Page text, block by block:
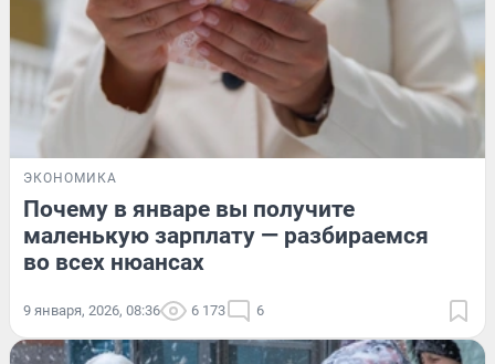
ЭКОНОМИКА
Почему в январе вы получите
маленькую зарплату — разбираемся
во всех нюансах
9 января, 2026, 08:36 6 173 6